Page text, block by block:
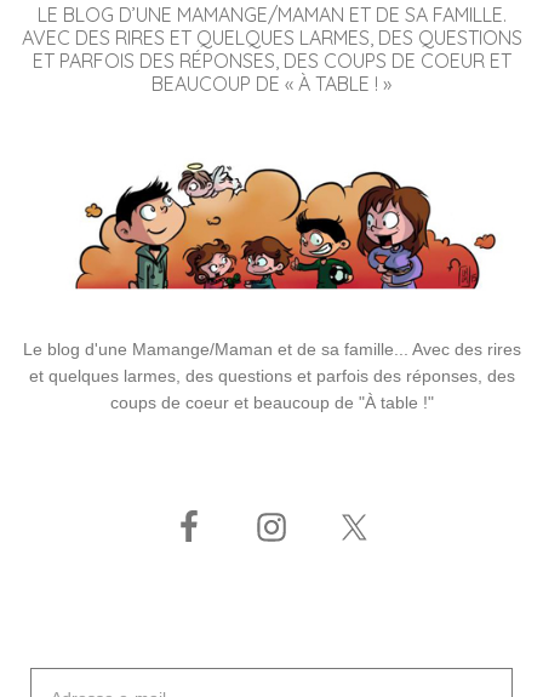
LE BLOG D’UNE MAMANGE/MAMAN ET DE SA FAMILLE.
AVEC DES RIRES ET QUELQUES LARMES, DES QUESTIONS
ET PARFOIS DES RÉPONSES, DES COUPS DE COEUR ET
BEAUCOUP DE « À TABLE ! »
Le blog d'une Mamange/Maman et de sa famille... Avec des rires
et quelques larmes, des questions et parfois des réponses, des
coups de coeur et beaucoup de "À table !"